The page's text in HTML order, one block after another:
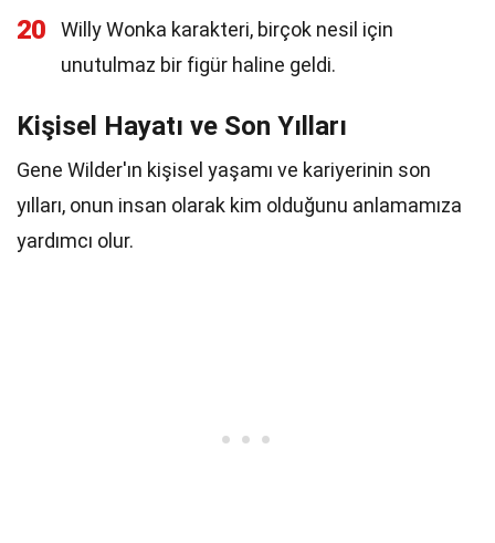
20
Willy Wonka karakteri, birçok nesil için
unutulmaz bir figür haline geldi.
Kişisel Hayatı ve Son Yılları
Gene Wilder'ın kişisel yaşamı ve kariyerinin son
yılları, onun insan olarak kim olduğunu anlamamıza
yardımcı olur.